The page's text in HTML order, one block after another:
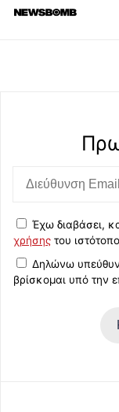
Έχω διαβάσει,
χρήσης του
Δηλώνω
βρίσκομαι υπό την